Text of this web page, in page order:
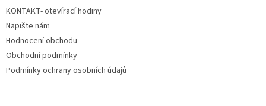
KONTAKT- otevírací hodiny
Napište nám
Hodnocení obchodu
Obchodní podmínky
Podmínky ochrany osobních údajů